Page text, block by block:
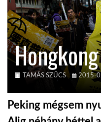
AUSZTRÁLIA
A VILÁG ITTHON
TAMÁS SZŰCS 2015-
Peking mégsem